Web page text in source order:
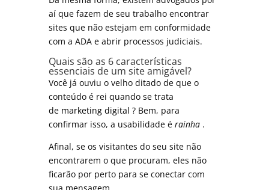
aí que fazem de seu trabalho encontrar
sites que não estejam em conformidade
com a ADA e abrir processos judiciais.
Quais são as 6 características
essenciais de um site amigável?
Você já ouviu o velho ditado de que o
conteúdo é rei quando se trata
de marketing digital ? Bem, para
confirmar isso, a usabilidade é rainha.
Afinal, se os visitantes do seu site não
encontrarem o que procuram, eles não
ficarão por perto para se conectar com